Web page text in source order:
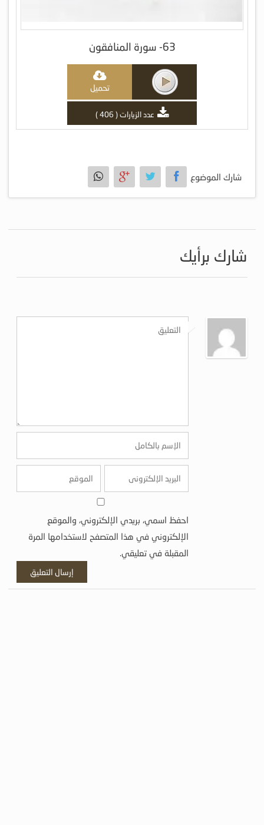
63- سورة المنافقون
تحميل
عدد الزيارات ( 406 )
شارك الموضوع
شارك برأيك
احفظ اسمي، بريدي الإلكتروني، والموقع
الإلكتروني في هذا المتصفح لاستخدامها المرة
المقبلة في تعليقي.